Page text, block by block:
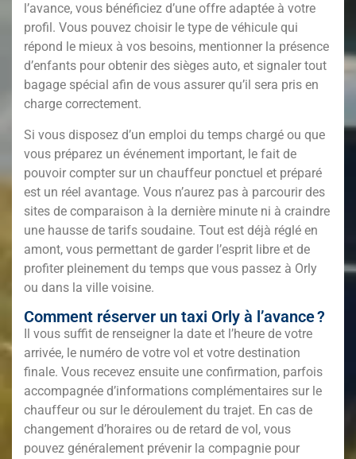
l’avance, vous bénéficiez d’une offre adaptée à votre
profil. Vous pouvez choisir le type de véhicule qui
répond le mieux à vos besoins, mentionner la présence
d’enfants pour obtenir des sièges auto, et signaler tout
bagage spécial afin de vous assurer qu’il sera pris en
charge correctement.
Si vous disposez d’un emploi du temps chargé ou que
vous préparez un événement important, le fait de
pouvoir compter sur un chauffeur ponctuel et préparé
est un réel avantage. Vous n’aurez pas à parcourir des
sites de comparaison à la dernière minute ni à craindre
une hausse de tarifs soudaine. Tout est déjà réglé en
amont, vous permettant de garder l’esprit libre et de
profiter pleinement du temps que vous passez à Orly
ou dans la ville voisine.
Comment réserver un taxi Orly à l’avance ?
Il vous suffit de renseigner la date et l’heure de votre
arrivée, le numéro de votre vol et votre destination
finale. Vous recevez ensuite une confirmation, parfois
accompagnée d’informations complémentaires sur le
chauffeur ou sur le déroulement du trajet. En cas de
changement d’horaires ou de retard de vol, vous
pouvez généralement prévenir la compagnie pour